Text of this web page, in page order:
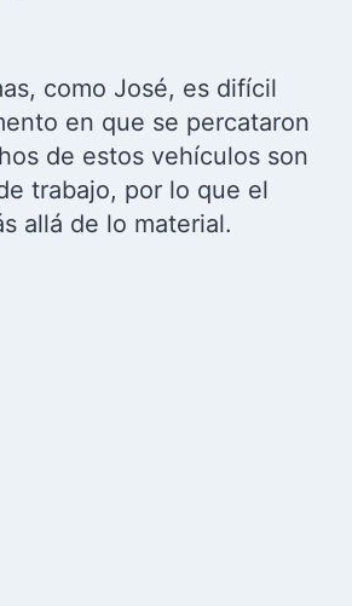
como José, es difícil
en que se percataron
de estos vehículos son
trabajo, por lo que el
allá de lo material.